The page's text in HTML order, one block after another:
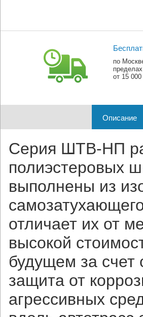
по
от 15 000
Описание
Cерия ШТВ-НП
полиэстеровых
выполнены из
отличает их от
высокой
будущем за счет
защита от
агрессивных